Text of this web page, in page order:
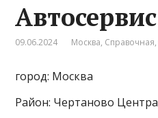
09.06.2024 Москва, Справочная,
город: Москва
Район: Чертаново